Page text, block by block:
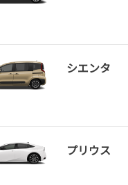
シエンタ
プリウス